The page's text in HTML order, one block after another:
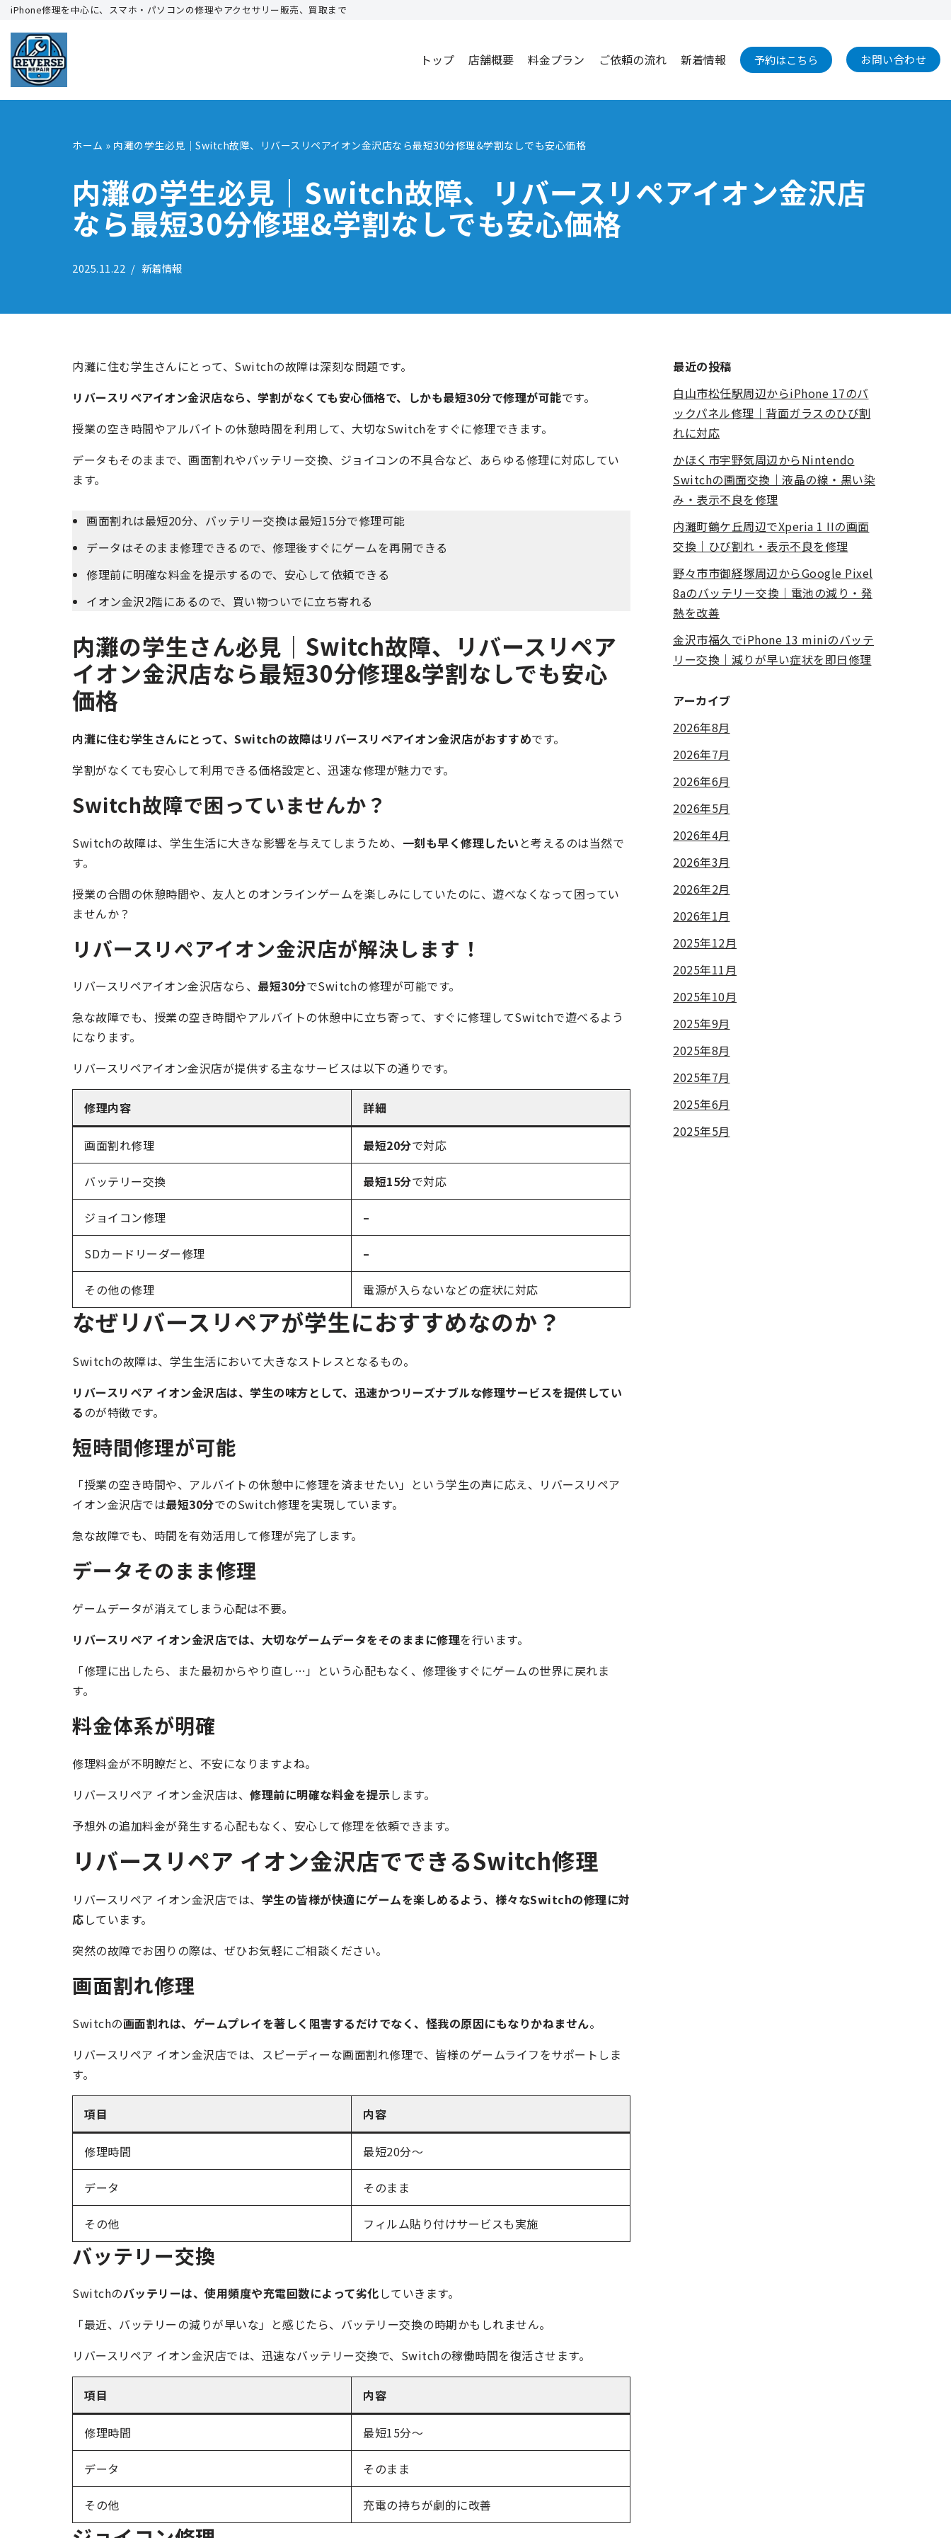
コ
ン
テ
ン
iPhone修理を中心に、スマホ・パソコンの修理やアクセサリー販売、買取まで
トップ 店舗概要 料金プラン ご依頼の流れ 新着情報 予約はこちら お問い合わせ
ホーム » 内灘の学生必見｜Switch故障、リバースリペアイオン金沢店なら最短30分修理&学割なしでも安心価格
内灘の学生必見｜Switch故障、リバースリペアイオン金沢店
なら最短30分修理&学割なしでも安心価格
2025.11.22 新着情報
内灘に住む学生さんにとって、Switchの故障は深刻な問題です。
リバースリペアイオン金沢店なら、学割がなくても安心価格で、しかも最短30分で修理が可能です。
授業の空き時間やアルバイトの休憩時間を利用して、大切なSwitchをすぐに修理できます。
データもそのままで、画面割れやバッテリー交換、ジョイコンの不具合など、あらゆる修理に対応してい
ます。
画面割れは最短20分、バッテリー交換は最短15分で修理可能
データはそのまま修理できるので、修理後すぐにゲームを再開できる
修理前に明確な料金を提示するので、安心して依頼できる
イオン金沢2階にあるので、買い物ついでに立ち寄れる
内灘の学生さん必見｜Switch故障、リバースリペア
イオン金沢店なら最短30分修理&学割なしでも安心
価格
内灘に住む学生さんにとって、Switchの故障はリバースリペアイオン金沢店がおすすめです。
学割がなくても安心して利用できる価格設定と、迅速な修理が魅力です。
Switch故障で困っていませんか？
Switchの故障は、学生生活に大きな影響を与えてしまうため、 一刻も早く修理したい と考えるのは当然で
す。
授業の合間の休憩時間や、友人とのオンラインゲームを楽しみにしていたのに、遊べなくなって困ってい
ませんか？
リバースリペアイオン金沢店が解決します！
リバースリペアイオン金沢店なら、 最短30分でSwitchの修理が可能です。
急な故障でも、授業の空き時間やアルバイトの休憩中に立ち寄って、すぐに修理してSwitchで遊べるよう
になります。
リバースリペアイオン金沢店が提供する主なサービスは以下の通りです。
修理内容 詳細
画面割れ修理 最短20分で対応
バッテリー交換 最短15分で対応
ジョイコン修理 –
SDカードリーダー修理 –
その他の修理 電源が入らないなどの症状に対応
なぜリバースリペアが学生におすすめなのか？
Switchの故障は、学生生活において大きなストレスとなるもの。
リバースリペア イオン金沢店は、学生の味方として、迅速かつリーズナブルな修理サービスを提供してい
るのが特徴です。
短時間修理が可能
「授業の空き時間や、アルバイトの休憩中に修理を済ませたい」という学生の声に応え、リバースリペア
イオン金沢店では最短30分でのSwitch修理を実現しています。
急な故障でも、時間を有効活用して修理が完了します。
データそのまま修理
ゲームデータが消えてしまう心配は不要。
リバースリペア イオン金沢店では、大切なゲームデータをそのままに修理を行います。
「修理に出したら、また最初からやり直し…」という心配もなく、修理後すぐにゲームの世界に戻れま
す。
料金体系が明確
修理料金が不明瞭だと、不安になりますよね。
リバースリペア イオン金沢店は、 修理前に明確な料金を提示します。
予想外の追加料金が発生する心配もなく、安心して修理を依頼できます。
リバースリペア イオン金沢店でできるSwitch修理
リバースリペア イオン金沢店では、 学生の皆様が快適にゲームを楽しめるよう、様々なSwitchの修理に対
応しています。
突然の故障でお困りの際は、ぜひお気軽にご相談ください。
画面割れ修理
Switchの画面割れは、ゲームプレイを著しく阻害するだけでなく、怪我の原因にもなりかねません。
リバースリペア イオン金沢店では、スピーディーな画面割れ修理で、皆様のゲームライフをサポートしま
す。
項目 内容
修理時間 最短20分～
データ そのまま
その他 フィルム貼り付けサービスも実施
バッテリー交換
Switchのバッテリーは、使用頻度や充電回数によって劣化していきます。
「最近、バッテリーの減りが早いな」と感じたら、バッテリー交換の時期かもしれません。
リバースリペア イオン金沢店では、迅速なバッテリー交換で、Switchの稼働時間を復活させます。
項目 内容
修理時間 最短15分～
データ そのまま
その他 充電の持ちが劇的に改善
最近の投稿
白山市松任駅周辺からiPhone 17のバ
ックパネル修理｜背面ガラスのひび割
れに対応
かほく市宇野気周辺からNintendo
Switchの画面交換｜液晶の線・黒い染
み・表示不良を修理
内灘町鶴ケ丘周辺でXperia 1 IIの画面
交換｜ひび割れ・表示不良を修理
野々市市御経塚周辺からGoogle Pixel
8aのバッテリー交換｜電池の減り・発
熱を改善
金沢市福久でiPhone 13 miniのバッテ
リー交換｜減りが早い症状を即日修理
アーカイブ
2026年8月
2026年7月
2026年6月
2026年5月
2026年4月
2026年3月
2026年2月
2026年1月
2025年12月
2025年11月
2025年10月
2025年9月
2025年8月
2025年7月
2025年6月
2025年5月